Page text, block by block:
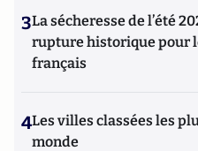
3La sécheresse de l’été
rupture historique pour
français
4Les villes classées les
monde